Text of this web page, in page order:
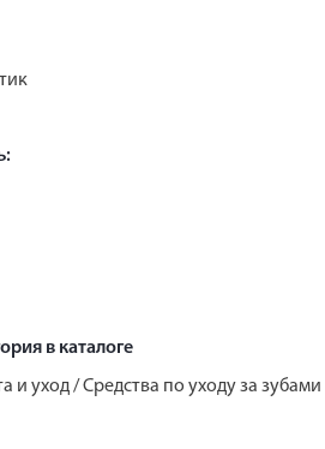
в каталоге
и уход / Средства по уходу за